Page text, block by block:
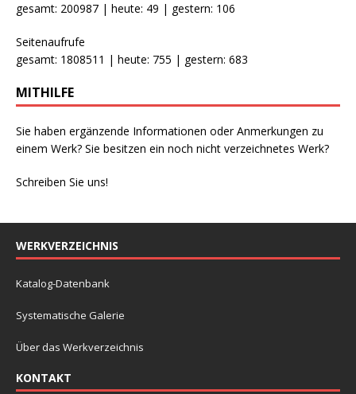
gesamt: 200987 | heute: 49 | gestern: 106
Seitenaufrufe
gesamt: 1808511 | heute: 755 | gestern: 683
MITHILFE
Sie haben ergänzende Informationen oder Anmerkungen zu
einem Werk? Sie besitzen ein noch nicht verzeichnetes Werk?
Schreiben Sie uns!
WERKVERZEICHNIS
Katalog-Datenbank
Systematische Galerie
Über das Werkverzeichnis
KONTAKT